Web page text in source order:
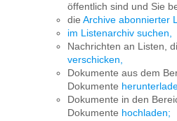
öffentlich sind und Sie
die Archive abonnierter
im Listenarchiv suchen,
Nachrichten an Listen,
verschicken,
Dokumente aus dem
Dokumente
Dokumente in den
Dokumente hochladen;